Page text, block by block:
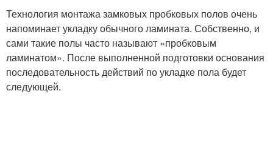
Технология монтажа замковых пробковых полов очень
напоминает укладку обычного ламината. Собственно, и
сами такие полы часто называют «пробковым
ламинатом». После выполненной подготовки основания
последовательность действий по укладке пола будет
следующей.